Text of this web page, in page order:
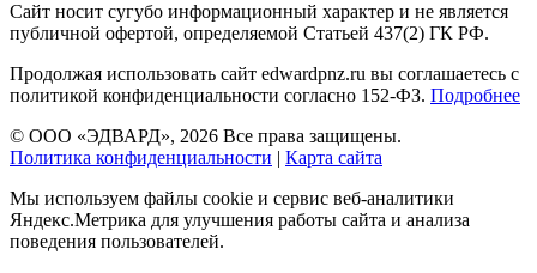
Сайт носит сугубо информационный характер и не является
публичной офертой, определяемой Статьей 437(2) ГК РФ.
Продолжая использовать сайт edwardpnz.ru вы соглашаетесь с
политикой конфиденциальности согласно 152-ФЗ. Подробнее
© ООО «ЭДВАРД», 2026 Все права защищены.
Политика конфиденциальности | Карта сайта
Мы используем файлы cookie и сервис веб-аналитики
Яндекс.Метрика для улучшения работы сайта и анализа
поведения пользователей.